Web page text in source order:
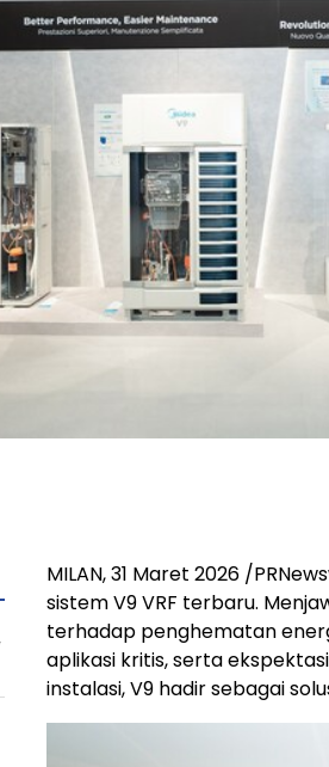
MILAN, 31 Maret 2026 /
sistem V9 VRF terbaru.
terhadap penghematan
aplikasi kritis, serta
instalasi, V9 hadir sebagai